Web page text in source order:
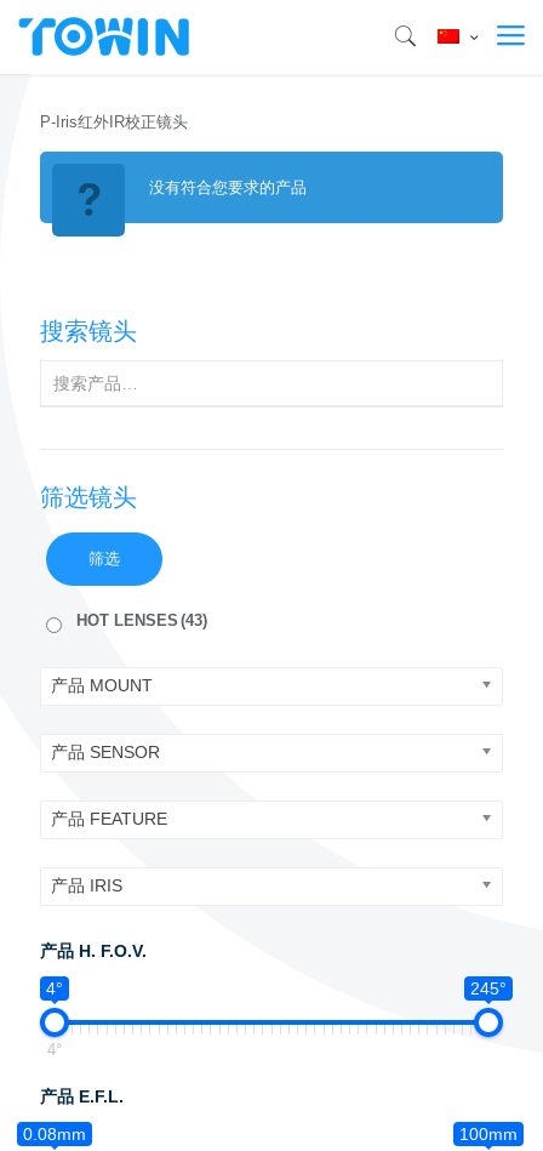
P-Iris红外IR校正镜头
没有符合您要求的产品
搜索镜头
筛选镜头
筛选
HOT LENSES (43)
产品 MOUNT
产品 SENSOR
产品 FEATURE
产品 IRIS
产品 H. F.O.V.
4°
245°
4°
产品 E.F.L.
0.08mm
100mm